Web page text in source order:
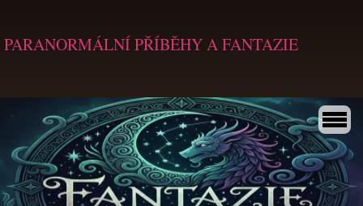
PARANORMÁLNÍ PŘÍBĚHY A FANTAZIE